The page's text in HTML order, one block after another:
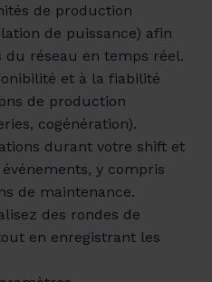
de production
de puissance) afin
du réseau en temps réel.
et à la fiabilité
de production
cogénération).
durant votre shift et
y compris
de maintenance.
des rondes de
en enregistrant les